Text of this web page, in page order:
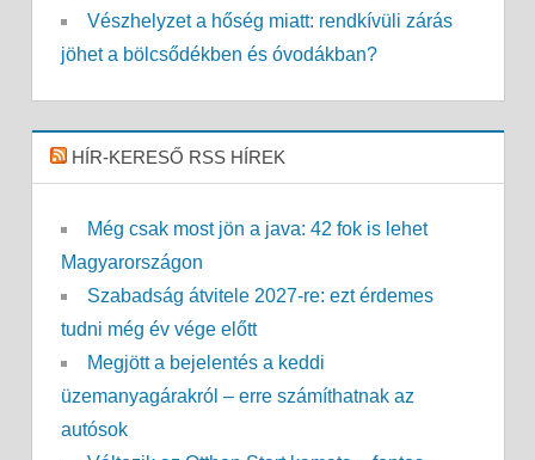
Vészhelyzet a hőség miatt: rendkívüli zárás
jöhet a bölcsődékben és óvodákban?
HÍR-KERESŐ RSS HÍREK
Még csak most jön a java: 42 fok is lehet
Magyarországon
Szabadság átvitele 2027-re: ezt érdemes
tudni még év vége előtt
Megjött a bejelentés a keddi
üzemanyagárakról – erre számíthatnak az
autósok